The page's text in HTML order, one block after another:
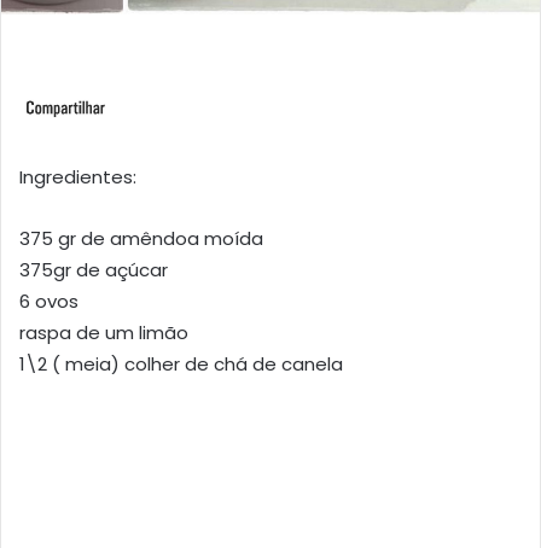
Ingredientes:
375 gr de amêndoa moída
375gr de açúcar
6 ovos
raspa de um limão
1\2 ( meia) colher de chá de canela